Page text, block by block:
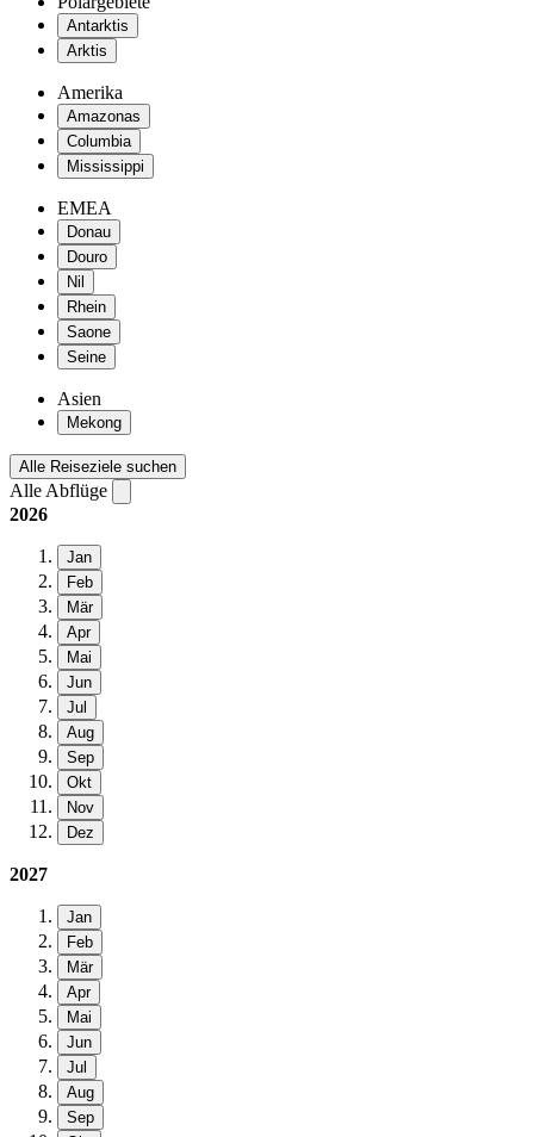
Antarktis
Arktis
Amerika
Amazonas
Columbia
Mississippi
EMEA
Donau
Douro
Nil
Rhein
Saone
Seine
Asien
Mekong
Alle Reiseziele suchen
Alle Abflüge
2026
Jan
Feb
Mär
Apr
Mai
Jun
Jul
Aug
Sep
Okt
Nov
Dez
2027
Jan
Feb
Mär
Apr
Mai
Jun
Jul
Aug
Sep